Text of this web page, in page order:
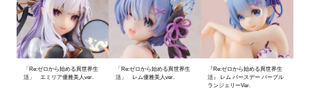
「Re:ゼロから始める異世界生
活」 エミリア優雅美人ver.
「Re:ゼロから始める異世界生
活」 レム優雅美人ver.
『Re:ゼロから始める異世界生
活』 レム バースデー パープル
ランジェリーVer.